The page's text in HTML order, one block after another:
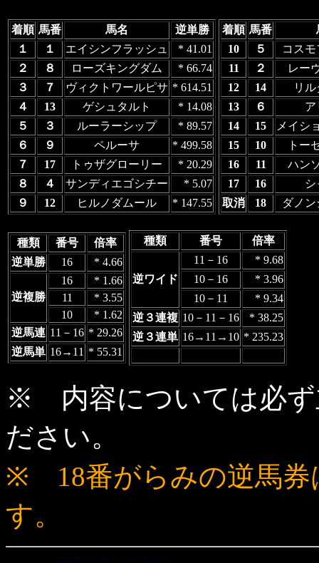
着順 馬番 馬名
逆単勝
１
１ エイシンフラッシュ
* 41.01
２
８ ローズキングダム
* 66.74
３
７ ヴィクトワールピサ * 614.51
４
13 ゲシュタルト
* 14.08
５
３ ルーラーシップ
* 89.57
６
９ ペルーサ
* 499.58
７
17 トゥザグローリー
* 20.29
８
４ サンディエゴシチー
* 5.07
９
12 ヒルノダムール * 147.55
着順 馬番
10
５
コス
11
２
レー
12
14
リ
13
６
ア
14
15
メイシ
15
10
トー
16
11
ハン
17
16
取消
18 ダノ
種類 番号
倍率
逆単勝
16 * 4.66
逆複勝
16
* 1.66
11
* 3.55
10
* 1.62
逆馬連 11－16 * 29.26
逆馬単 16→11 * 55.31
種類 番号 倍率
逆ワイド
11－16
* 9.68
10－16
* 3.96
10－11
* 9.34
逆３連複 10－11－16
* 38.25
逆３連単 16→11→10 * 235.23
※ 内容については必ず
ださい。
※ 18番がらみの逆馬券
す。